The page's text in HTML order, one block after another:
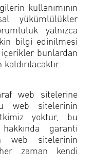
kullanımının
yükümlülükler
yalnızca
bilgi edinilmesi
içerikler bunlardan
web sitelerine
web sitelerinin
yoktur, bu
garanti
web sitelerinin
zaman kendi